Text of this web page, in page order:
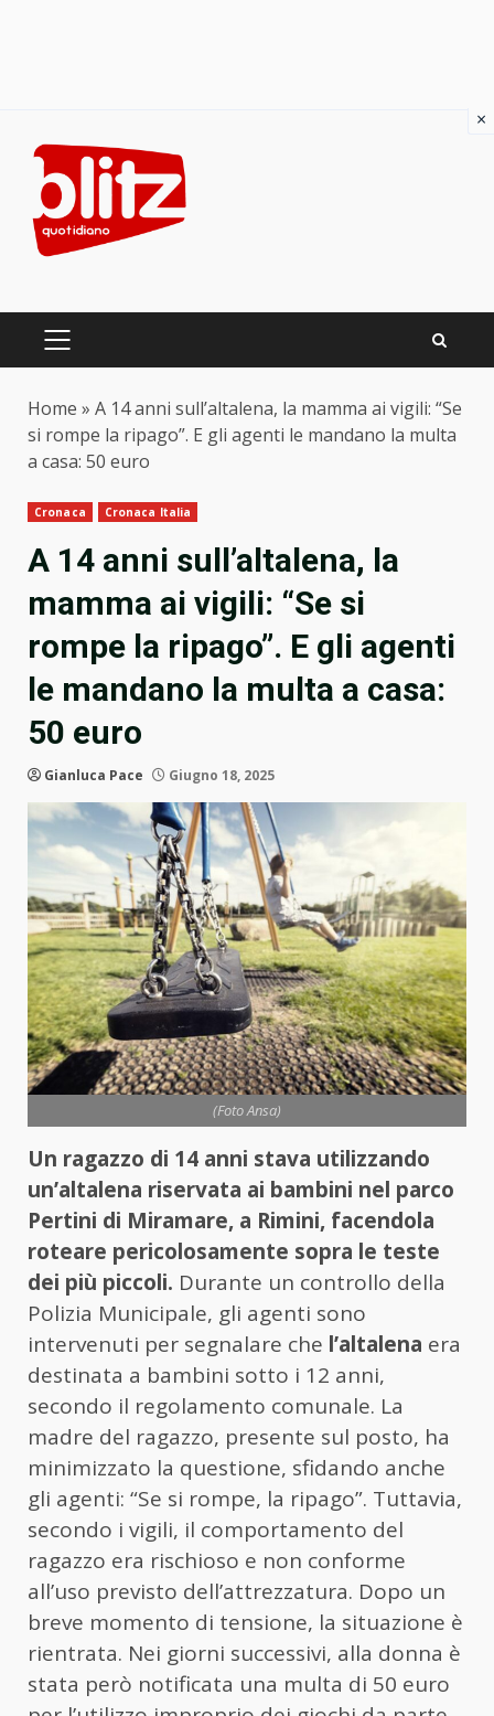
content
PRIMARY
Home » A 14 anni sull’altalena, la mamma ai vigili: “Se
si rompe la ripago”. E gli agenti le mandano la multa
a casa: 50 euro
Cronaca Cronaca Italia
A 14 anni sull’altalena, la
mamma ai vigili: “Se si
rompe la ripago”. E gli agenti
le mandano la multa a casa:
50 euro
Gianluca Pace Giugno 18, 2025
(Foto Ansa)
Un ragazzo di 14 anni stava utilizzando
un’altalena riservata ai bambini nel parco
Pertini di Miramare, a Rimini, facendola
roteare pericolosamente sopra le teste
dei più piccoli. Durante un controllo della
Polizia Municipale, gli agenti sono
intervenuti per segnalare che l’altalena era
destinata a bambini sotto i 12 anni,
secondo il regolamento comunale. La
madre del ragazzo, presente sul posto, ha
minimizzato la questione, sfidando anche
gli agenti: “Se si rompe, la ripago”. Tuttavia,
secondo i vigili, il comportamento del
ragazzo era rischioso e non conforme
all’uso previsto dell’attrezzatura. Dopo un
breve momento di tensione, la situazione è
rientrata. Nei giorni successivi, alla donna è
stata però notificata una multa di 50 euro
×